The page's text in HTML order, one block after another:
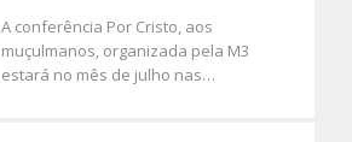
A conferência Por Cristo, aos
muçulmanos, organizada pela M3
estará no mês de julho nas…